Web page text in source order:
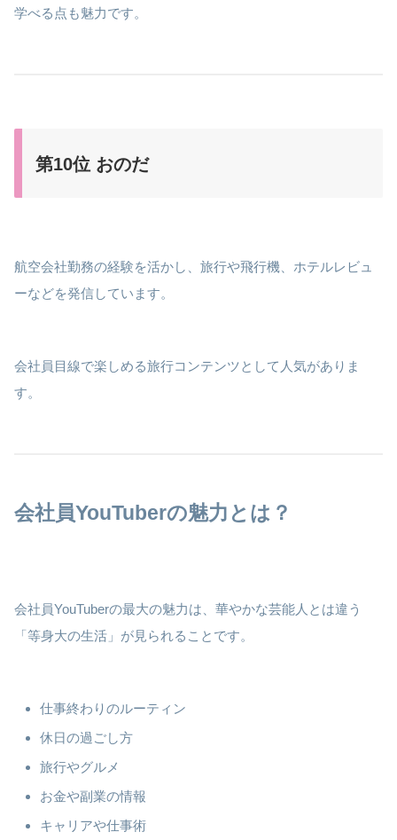
学べる点も魅力です。
第10位 おのだ
航空会社勤務の経験を活かし、旅行や飛行機、ホテルレビュ
ーなどを発信しています。
会社員目線で楽しめる旅行コンテンツとして人気がありま
す。
会社員YouTuberの魅力とは？
会社員YouTuberの最大の魅力は、華やかな芸能人とは違う
「等身大の生活」が見られることです。
仕事終わりのルーティン
休日の過ごし方
旅行やグルメ
お金や副業の情報
キャリアや仕事術